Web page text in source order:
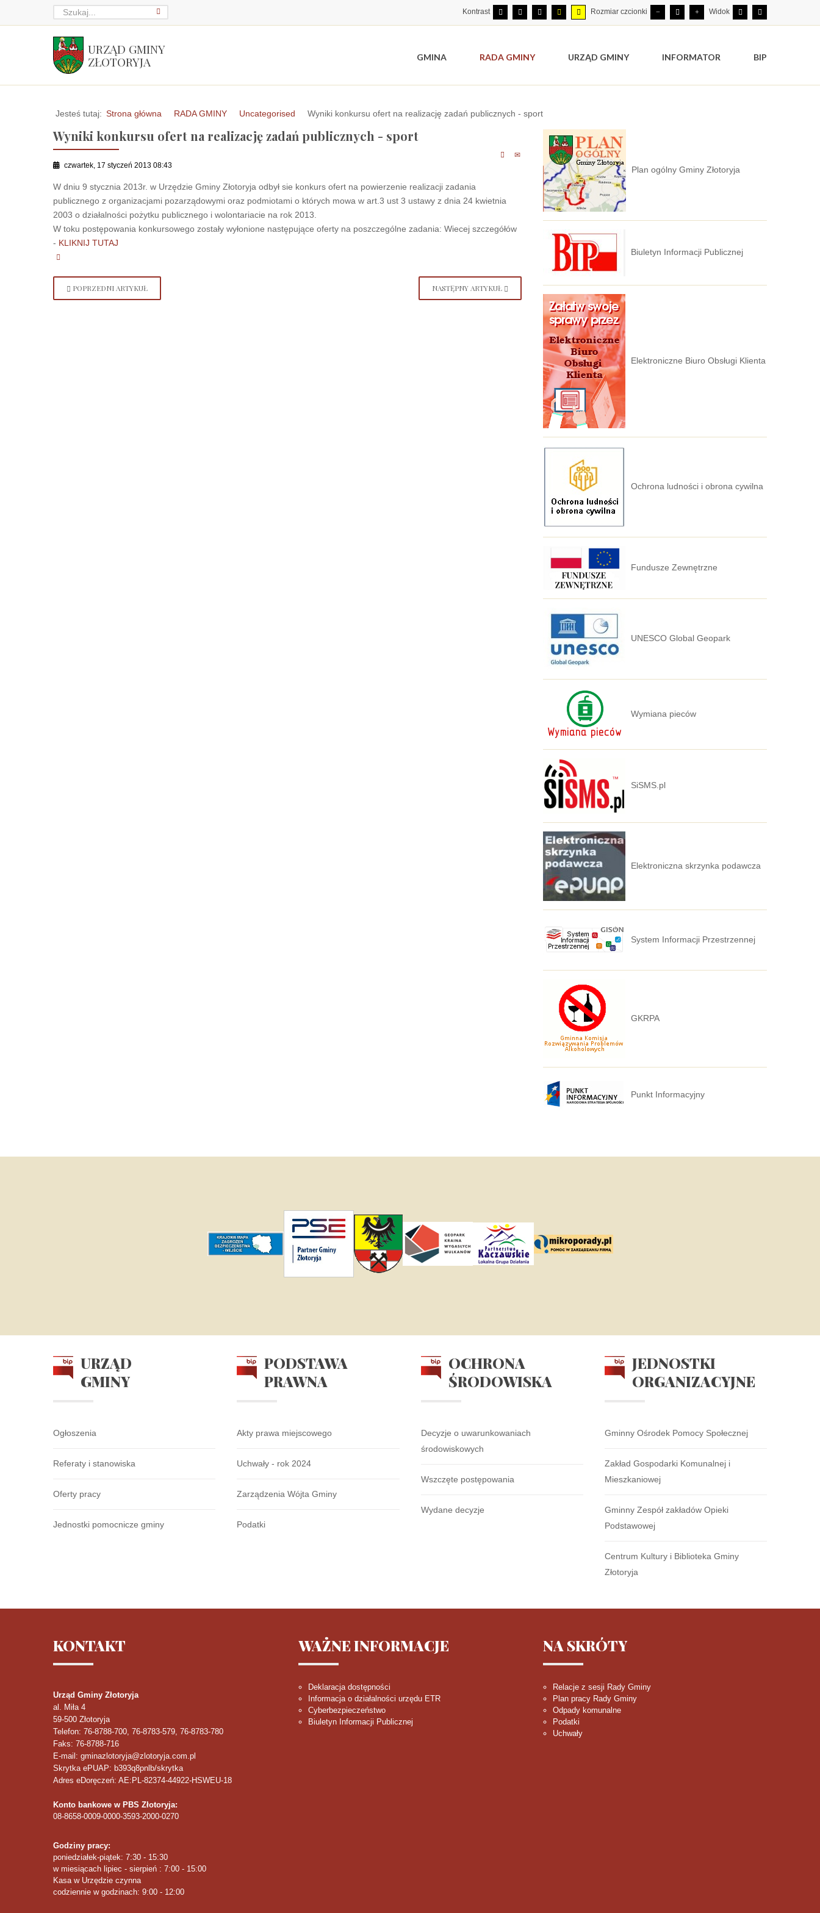
Kontrast Rozmiar czcionki Widok
URZĄD GMINY
ZŁOTORYJA
GMINA RADA GMINY URZĄD GMINY INFORMATOR BIP
Jesteś tutaj: Strona główna RADA GMINY Uncategorised Wyniki konkursu ofert na realizację zadań publicznych - sport
Wyniki konkursu ofert na realizację zadań publicznych - sport
czwartek, 17 styczeń 2013 08:43
W dniu 9 stycznia 2013r. w Urzędzie Gminy Złotoryja odbył sie konkurs ofert na powierzenie realizacji zadania
publicznego z organizacjami pozarządowymi oraz podmiotami o których mowa w art.3 ust 3 ustawy z dnia 24 kwietnia
2003 o działalności pożytku publicznego i wolontariacie na rok 2013.
W toku postępowania konkursowego zostały wyłonione następujące oferty na poszczególne zadania: Wiecej szczegółów
- KLIKNIJ TUTAJ
POPRZEDNI ARTYKUŁ NASTĘPNY ARTYKUŁ
Plan ogólny Gminy Złotoryja
Biuletyn Informacji Publicznej
Elektroniczne Biuro Obsługi Klienta
Ochrona ludności i obrona cywilna
Fundusze Zewnętrzne
UNESCO Global Geopark
Wymiana pieców
SiSMS.pl
Elektroniczna skrzynka podawcza
System Informacji Przestrzennej
GKRPA
Punkt Informacyjny
URZĄD
GMINY
Ogłoszenia
Referaty i stanowiska
Oferty pracy
Jednostki pomocnicze gminy
PODSTAWA
PRAWNA
Akty prawa miejscowego
Uchwały - rok 2024
Zarządzenia Wójta Gminy
Podatki
OCHRONA
ŚRODOWISKA
Decyzje o uwarunkowaniach
środowiskowych
Wszczęte postępowania
Wydane decyzje
JEDNOSTKI
ORGANIZACYJNE
Gminny Ośrodek Pomocy Społecznej
Zakład Gospodarki Komunalnej i
Mieszkaniowej
Gminny Zespół zakładów Opieki
Podstawowej
Centrum Kultury i Biblioteka Gminy
Złotoryja
KONTAKT
Urząd Gminy Złotoryja
al. Miła 4
59-500 Złotoryja
Telefon: 76-8788-700, 76-8783-579, 76-8783-780
Faks: 76-8788-716
E-mail: gminazlotoryja@zlotoryja.com.pl
Skrytka ePUAP: b393q8pnlb/skrytka
Adres eDoręczeń: AE:PL-82374-44922-HSWEU-18
Konto bankowe w PBS Złotoryja:
08-8658-0009-0000-3593-2000-0270
Godziny pracy:
poniedziałek-piątek: 7:30 - 15:30
w miesiącach lipiec - sierpień : 7:00 - 15:00
Kasa w Urzędzie czynna
codziennie w godzinach: 9:00 - 12:00
WAŻNEINFORMACJE
Deklaracja dostępności
Informacja o działalności urzędu ETR
Cyberbezpieczeństwo
Biuletyn Informacji Publicznej
NA SKRÓTY
Relacje z sesji Rady Gminy
Plan pracy Rady Gminy
Odpady komunalne
Podatki
Uchwały